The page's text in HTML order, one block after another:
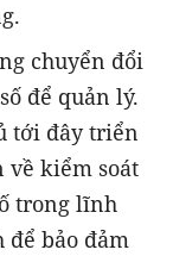
chuyển đổi
để quản lý.
tới đây triển
về kiểm soát
trong lĩnh
để bảo đảm